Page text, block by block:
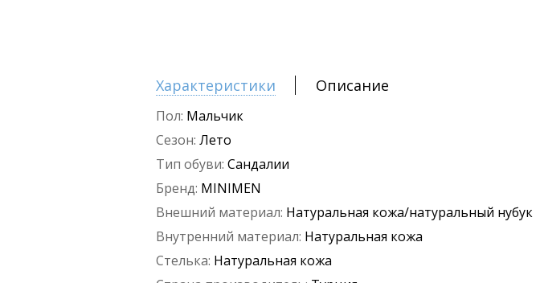
Характеристики Описание
Пол: Мальчик
Сезон: Лето
Тип обуви: Сандалии
Бренд: MINIMEN
Внешний материал: Натуральная кожа/натуральный нубук
Внутренний материал: Натуральная кожа
Стелька: Натуральная кожа